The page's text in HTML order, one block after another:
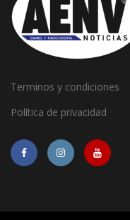
Terminos y condiciones
Política de privacidad